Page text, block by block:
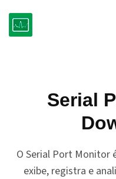
Serial
O Serial Port Monitor
exibe, registra e